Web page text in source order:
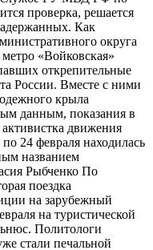
проверка, решается
Как
округа
«Войковская»
открепительные
России. Вместе с ними
крыла
данным, показания в
движения
24 февраля находилась
названием
Рыбченко По
поездка
на зарубежный
на туристической
Политологи
стали печальной